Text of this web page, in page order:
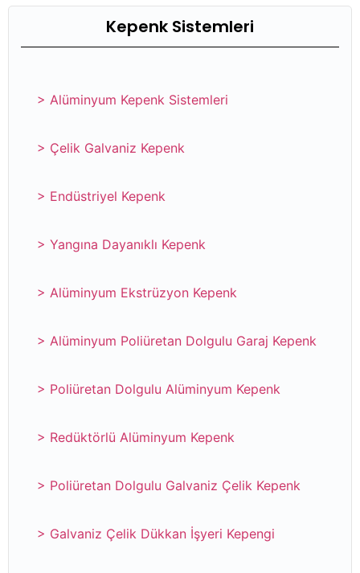
Kepenk Sistemleri
> Alüminyum Kepenk Sistemleri
> Çelik Galvaniz Kepenk
> Endüstriyel Kepenk
> Yangına Dayanıklı Kepenk
> Alüminyum Ekstrüzyon Kepenk
> Alüminyum Poliüretan Dolgulu Garaj Kepenk
> Poliüretan Dolgulu Alüminyum Kepenk
> Redüktörlü Alüminyum Kepenk
> Poliüretan Dolgulu Galvaniz Çelik Kepenk
> Galvaniz Çelik Dükkan İşyeri Kepengi